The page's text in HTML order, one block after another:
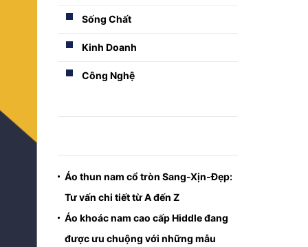
Sống Chất
Kinh Doanh
Công Nghệ
Áo thun nam cổ tròn Sang-Xịn-Đẹp:
Tư vấn chi tiết từ A đến Z
Áo khoác nam cao cấp Hiddle đang
được ưu chuộng với những mẫu